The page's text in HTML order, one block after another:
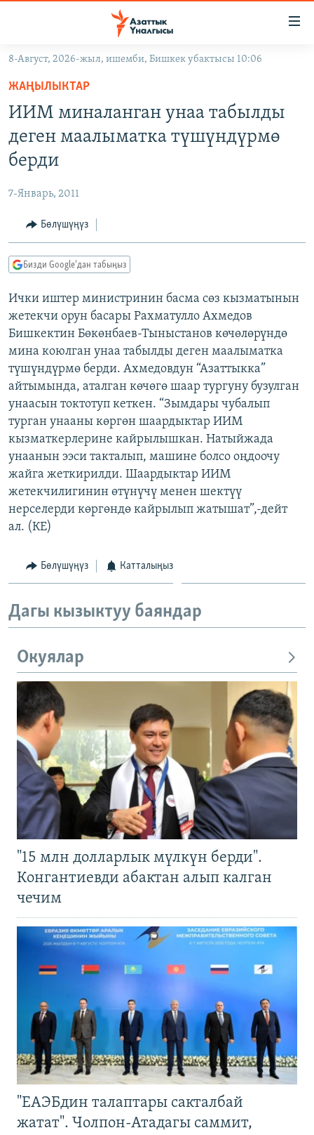
Навигацияга
өтүңүз
Издөөгө
салыңыз
МАДАНИЯТ
УКРАИНА
ТВ ПРОГРАММАЛАР
БҮГҮН АЗАТТЫКТА
ДАНИСТЕ
ЭЖЕ-СИҢДИЛЕР
АЗАТТЫК+
ЫҢГАЙСЫЗ СУРООЛОР
ПОДКАСТ
ОНЛАЙН ШЕРИНЕ
ЭЕ/АРнун бардык сайттары
8-Август, 2026-жыл, ишемби, Бишкек убактысы 10:06
ЖАҢЫЛЫКТАР
ИИМ миналанган унаа табылды
деген маалыматка түшүндүрмө
берди
7-Январь, 2011
Бөлүшүңүз
Бизди Google'дан табыңыз
Ички иштер министринин басма сөз кызматынын
жетекчи орун басары Рахматулло Ахмедов
Бишкектин Бөкөнбаев-Тыныстанов көчөлөрүндө
мина коюлган унаа табылды деген маалыматка
түшүндүрмө берди. Ахмедовдун “Азаттыкка”
айтымында, аталган көчөгө шаар тургуну бузулган
унаасын токтотуп кеткен. “Зымдары чубалып
турган унааны көргөн шаардыктар ИИМ
кызматкерлерине кайрылышкан. Натыйжада
унаанын ээси такталып, машине болсо оңдоочу
жайга жеткирилди. Шаардыктар ИИМ
жетекчилигинин өтүнүчү менен шектүү
нерселерди көргөндө кайрылып жатышат”,-дейт
ал. (КЕ)
Бөлүшүңүз Катталыңыз
Дагы кызыктуу баяндар
Окуялар
"15 млн долларлык мүлкүн берди".
Конгантиевди абактан алып калган
чечим
"ЕАЭБдин талаптары сакталбай
жатат". Чолпон-Атадагы саммит,